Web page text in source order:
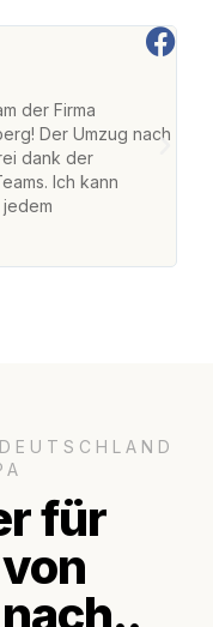
der Firma
Der Umzug nach
dank der
Ich kann
für